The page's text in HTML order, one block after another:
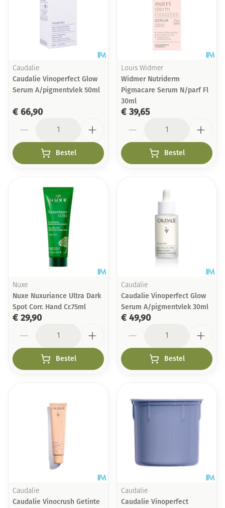
Caudalie
Caudalie Vinoperfect Glow
Serum A/pigmentvlek 50ml
€ 66,90
Bestel
Louis Widmer
Widmer Nutriderm
Pigmacare Serum N/parf Fl
30ml
€ 39,65
Bestel
Nuxe
Nuxe Nuxuriance Ultra Dark
Spot Corr. Hand Cr.75ml
€ 29,90
Bestel
Caudalie
Caudalie Vinoperfect Glow
Serum A/pigmentvlek 30ml
€ 49,90
Bestel
Caudalie
Caudalie Vinocrush Getinte
Caudalie
Caudalie Vinoperfect